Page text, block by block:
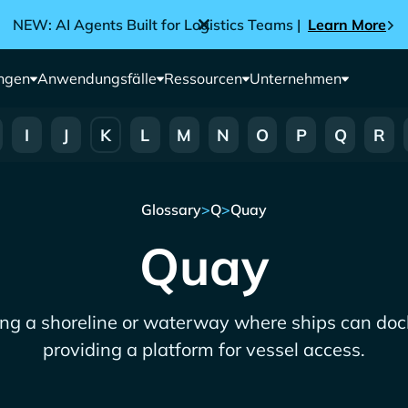
NEW: AI Agents Built for Logistics Teams | Learn More
Anwendungsfälle Ressourcen Unternehmen
I J K L M N O P Q R
Glossary>Q>Quay
Quay
a shoreline or waterway where ships can
providing a platform for vessel access.